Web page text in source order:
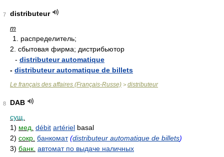
7
distributeur
m
1. распределитель;
2. сбытовая фирма; дистрибьютор
- distributeur automatique
- distributeur automatique de billets
Le français des affaires (Français-Russe) > distributeur
8
DAB
сущ.
1) мед. débit artériel basal
2) сокр. банкомат (distributeur automatique de billets)
3) банк. автомат по выдаче наличных